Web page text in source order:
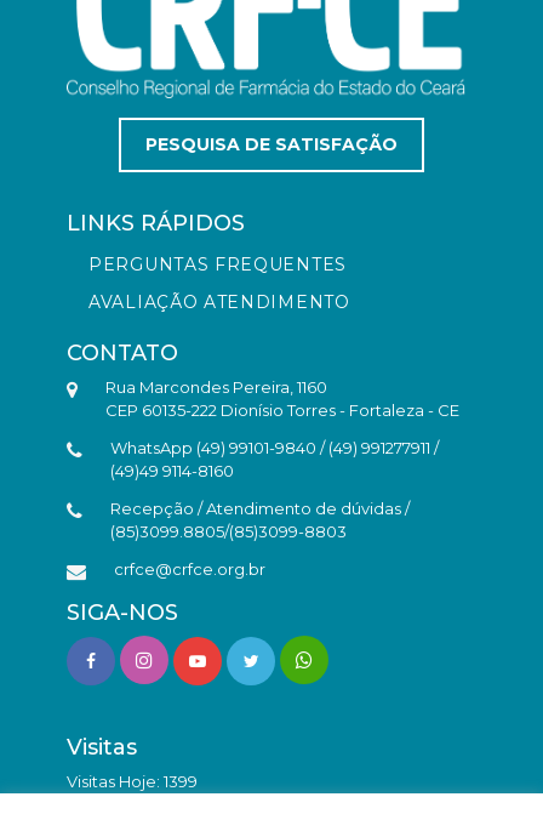
PESQUISA DE SATISFAÇÃO
LINKS RÁPIDOS
PERGUNTAS FREQUENTES
AVALIAÇÃO ATENDIMENTO
CONTATO
Rua Marcondes Pereira, 1160
CEP 60135-222 Dionísio Torres - Fortaleza - CE
WhatsApp (49) 99101-9840 / (49) 991277911 /
(49)49 9114-8160
Recepção / Atendimento de dúvidas /
(85)3099.8805/(85)3099-8803
crfce@crfce.org.br
SIGA-NOS
Visitas
Visitas Hoje: 1399